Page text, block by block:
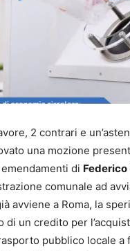
2 contrari e
una mozione
di Federico
comunale ad
avviene a Roma, la
di un credito per
pubblico locale a